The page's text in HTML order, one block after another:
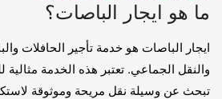
ما هو ايجار الباصات؟
ايجار الباصات هو خدمة تأجير الحافلات
والنقل الجماعي. تعتبر هذه الخدمة مثالية
تبحث عن وسيلة نقل مريحة وموثوقة